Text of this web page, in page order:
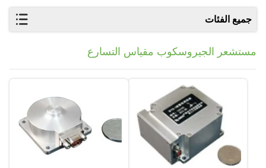
جميع الفئات
مستشعر الجيروسكوب مقياس التسارع